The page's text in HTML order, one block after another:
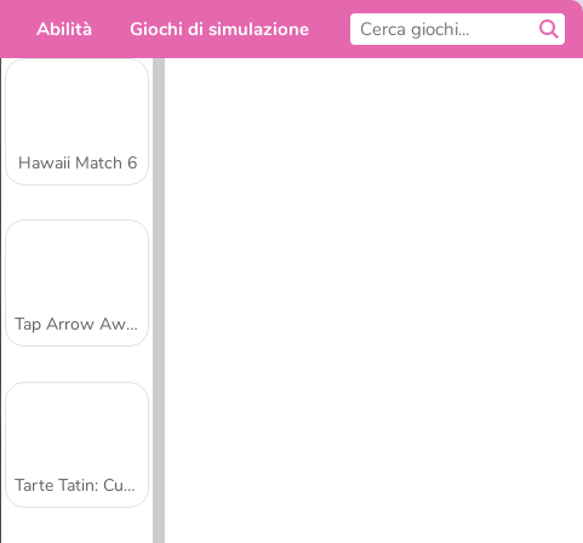
Abilità Giochi di simulazione
Hawaii Match 6
Tap Arrow Away
Tarte Tatin: Cucina con Sara